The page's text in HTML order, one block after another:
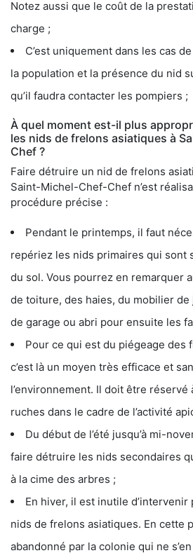
Notez aussi que le coût de la
charge ;
C’est uniquement dans les cas
la population et la présence du nid
qu’il faudra contacter les pompiers ;
À quel moment est-il plus
les nids de frelons asiatiques à
Chef ?
Faire détruire un nid de frelons
Saint-Michel-Chef-Chef n’est
procédure précise :
Pendant le printemps, il faut
repériez les nids primaires qui sont
du sol. Vous pourrez en remarquer
de toiture, des haies, du mobilier
de garage ou abri pour ensuite les
Pour ce qui est du piégeage des
c’est là un moyen très efficace et
l’environnement. Il doit être réservé
ruches dans le cadre de l’activité
Du début de l’été jusqu’à mi-
faire détruire les nids secondaires
à la cime des arbres ;
En hiver, il est inutile
nids de frelons asiatiques. En cette
abandonné par la colonie qui ne